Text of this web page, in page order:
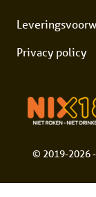
Privacy policy
© 2019-2026